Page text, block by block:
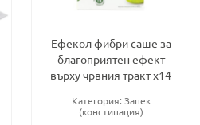
Ефекол фибри саше за
благоприятен ефект
върху чрвния тракт х14
Категория: Запек
(констипация)